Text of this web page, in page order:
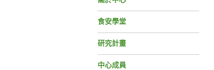
食安學堂
研究計畫
中心成員